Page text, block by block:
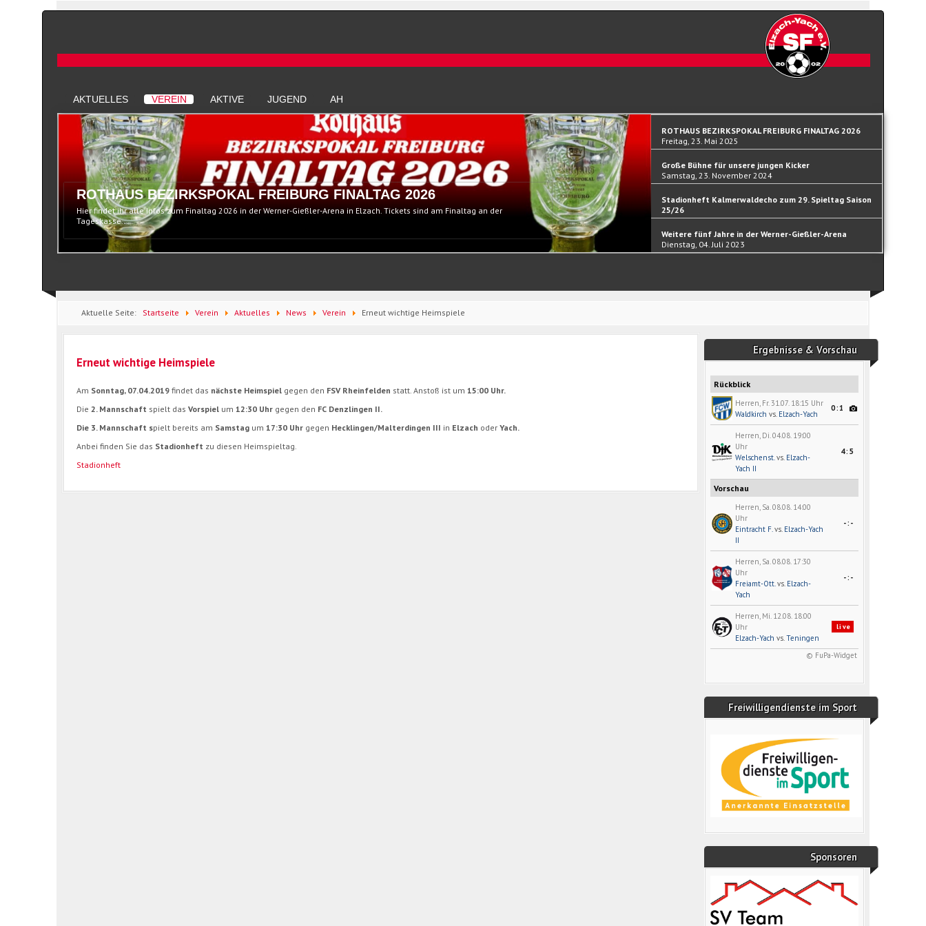
AKTUELLES VEREIN AKTIVE JUGEND AH
ROTHAUS BEZIRKSPOKAL FREIBURG FINALTAG 2026
Hier findet ihr alle Infos zum Finaltag 2026 in der Werner-Gießler-Arena in Elzach. Tickets sind am Finaltag an der
Tageskasse...
ROTHAUS BEZIRKSPOKAL FREIBURG FINALTAG 2026
Freitag, 23. Mai 2025
Große Bühne für unsere jungen Kicker
Samstag, 23. November 2024
Stadionheft Kalmerwaldecho zum 29. Spieltag Saison
25/26
Samstag, 30. September 2023
Weitere fünf Jahre in der Werner-Gießler-Arena
Dienstag, 04. Juli 2023
Aktuelle Seite: Startseite Verein Aktuelles News Verein Erneut wichtige Heimspiele
Erneut wichtige Heimspiele
Am Sonntag, 07.04.2019findet das nächste Heimspiel gegen den FSV Rheinfelden statt. Anstoß ist um15:00 Uhr.
Die 2. Mannschaft spielt dasVorspiel um12:30 Uhr gegen den FC Denzlingen II.
Die 3. Mannschaft spielt bereits am Samstag um17:30 Uhr gegen Hecklingen/Malterdingen III in Elzach oderYach.
Anbei finden Sie das Stadionheft zu diesen Heimspieltag.
Stadionheft
Ergebnisse & Vorschau
Rückblick
Herren, Fr. 31.07. 18:15 Uhr
Waldkirch vs. Elzach-Yach
0:1
Herren, Di. 04.08. 19:00
Uhr
Welschenst.vs. Elzach-
Yach II
4:5
Vorschau
Herren, Sa. 08.08. 14:00
Uhr
Eintracht F.vs. Elzach-Yach
II
-:-
Herren, Sa. 08.08. 17:30
Uhr
Freiamt-Ott.vs. Elzach-
Yach
-:-
Herren, Mi. 12.08. 18:00
Uhr
Elzach-Yach vs.Teningen
live
© FuPa-Widget
Freiwilligendienste im Sport
Sponsoren